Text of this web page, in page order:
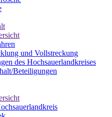
und Vollstreckung
des Hochsauerlandkreises
Beteiligungen